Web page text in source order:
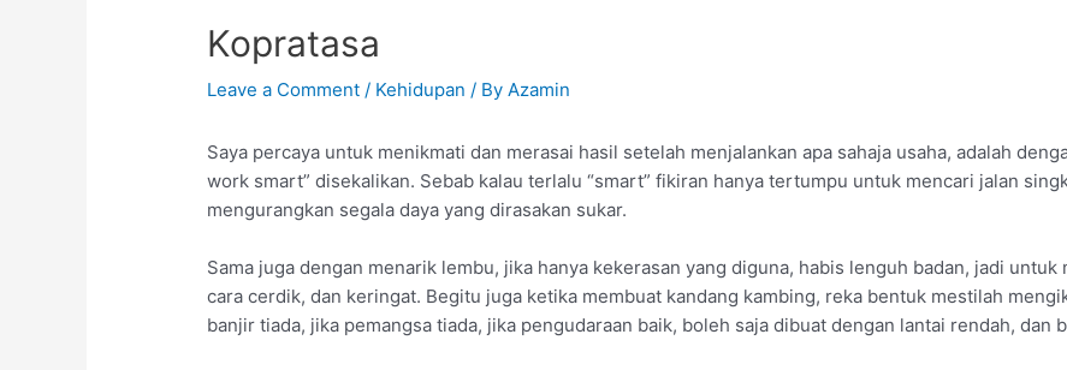
Kopratasa
Leave a Comment / Kehidupan / ByAzamin
Saya percaya untuk menikmati dan merasai hasil setelah menjalankan apa sahaja usaha, adalah
work smart” disekalikan. Sebab kalau terlalu “smart” fikiran hanya tertumpu untuk mencari jalan
mengurangkan segala daya yang dirasakan sukar.
Sama juga dengan menarik lembu, jika hanya kekerasan yang diguna, habis lenguh badan, jadi
cara cerdik, dan keringat. Begitu juga ketika membuat kandang kambing, reka bentuk mestilah
banjir tiada, jika pemangsa tiada, jika pengudaraan baik, boleh saja dibuat dengan lantai rendah, dan